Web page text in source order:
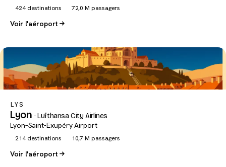
424 destinations 72,0 M passagers
Voir l'aéroport
LYS
Lyon · Lufthansa City Airlines
Lyon–Saint-Exupéry Airport
214 destinations 10,7 M passagers
Voir l'aéroport